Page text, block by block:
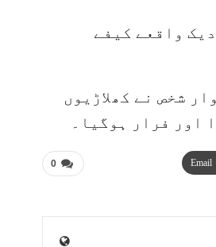
واقعے کیفے
شخص نے کھلاڑیوں
اور فرار ہوگیا۔
0 Email